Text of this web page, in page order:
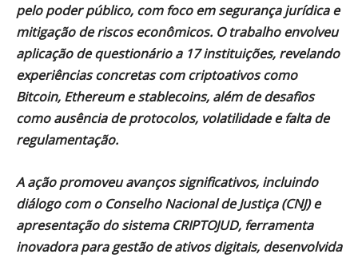
pelo poder público, com foco em segurança jurídica e
mitigação de riscos econômicos. O trabalho envolveu
aplicação de questionário a 17 instituições, revelando
experiências concretas com criptoativos como
Bitcoin, Ethereum e stablecoins, além de desafios
como ausência de protocolos, volatilidade e falta de
regulamentação.
A ação promoveu avanços significativos, incluindo
diálogo com o Conselho Nacional de Justiça (CNJ) e
apresentação do sistema CRIPTOJUD, ferramenta
inovadora para gestão de ativos digitais, desenvolvida